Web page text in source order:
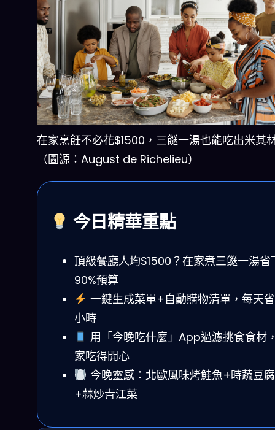
在家烹飪不必花$1500，三餸一湯也能吃出米其
（圖源：August de Richelieu）
今日精華重點
頂級餐廳人均$1500？在家煮三餸一湯省
90%預算
一鍵生成菜單+自動購物清單，每天省
小時
用「今晚吃什麼」App過濾挑食食材
家吃得開心
今晚靈感：北歐風味烤鮭魚+時蔬豆
+蒜炒青江菜